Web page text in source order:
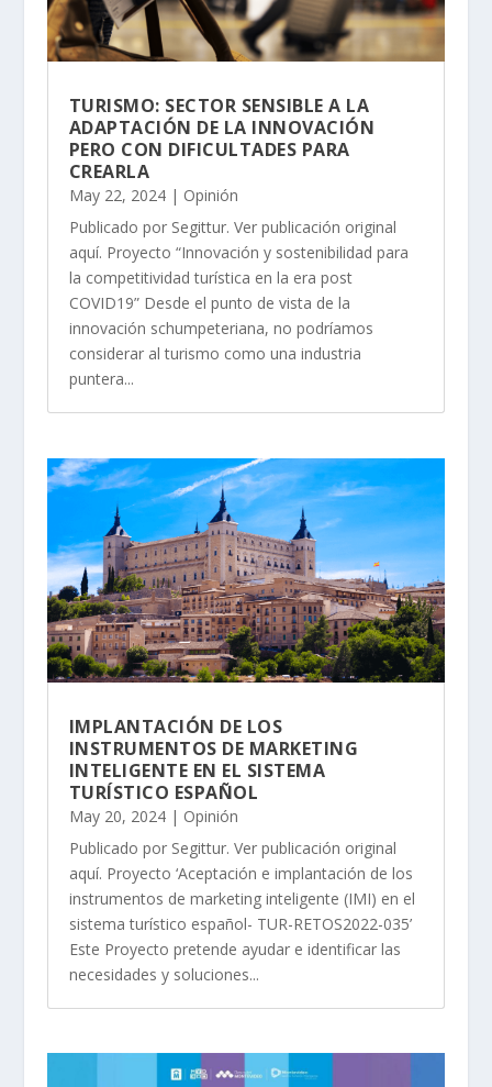
TURISMO: SECTOR SENSIBLE A LA
ADAPTACIÓN DE LA INNOVACIÓN
PERO CON DIFICULTADES PARA
CREARLA
May 22, 2024| Opinión
Publicado por Segittur. Ver publicación original
aquí. Proyecto “Innovación y sostenibilidad para
la competitividad turística en la era post
COVID19” Desde el punto de vista de la
innovación schumpeteriana, no podríamos
considerar al turismo como una industria
puntera...
IMPLANTACIÓN DE LOS
INSTRUMENTOS DE MARKETING
INTELIGENTE EN EL SISTEMA
TURÍSTICO ESPAÑOL
May 20, 2024| Opinión
Publicado por Segittur. Ver publicación original
aquí. Proyecto ‘Aceptación e implantación de los
instrumentos de marketing inteligente (IMI) en el
sistema turístico español- TUR-RETOS2022-035’
Este Proyecto pretende ayudar e identificar las
necesidades y soluciones...